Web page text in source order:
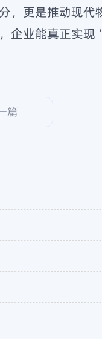
，更是推动现代
企业能真正实
篇